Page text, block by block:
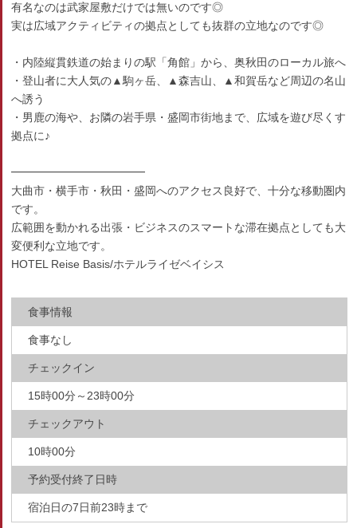
有名なのは武家屋敷だけでは無いのです◎
実は広域アクティビティの拠点としても抜群の立地なのです◎
・内陸縦貫鉄道の始まりの駅「角館」から、奥秋田のローカル旅へ
・登山者に大人気の▲駒ヶ岳、▲森吉山、▲和賀岳など周辺の名山
へ誘う
・男鹿の海や、お隣の岩手県・盛岡市街地まで、広域を遊び尽くす
拠点に♪
━━━━━━━━━━━━
大曲市・横手市・秋田・盛岡へのアクセス良好で、十分な移動圏内
です。
広範囲を動かれる出張・ビジネスのスマートな滞在拠点としても大
変便利な立地です。
HOTEL Reise Basis/ホテルライゼベイシス
食事情報
食事なし
チェックイン
15時00分～23時00分
チェックアウト
10時00分
予約受付終了日時
宿泊日の7日前23時まで